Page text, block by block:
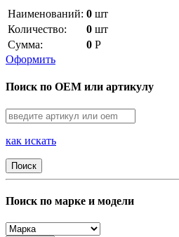
Наименований: 0 шт
Количество:
0 шт
Сумма:
0 Р
Оформить
Поиск по OEM или артикулу
как искать
Поиск
Поиск по марке и модели